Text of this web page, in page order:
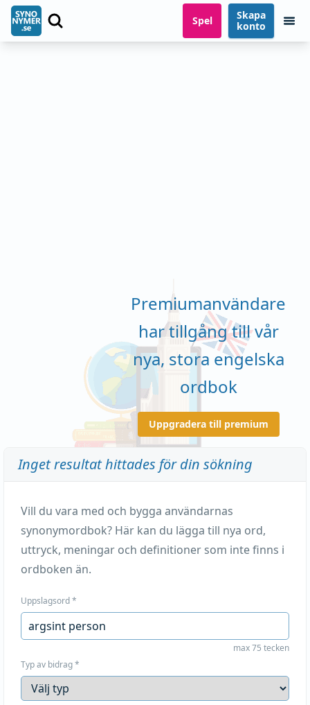
Spel
Skapa
konto
Premiumanvändare
har tillgång till vår
nya, stora engelska
ordbok
Uppgradera till premium
Inget resultat hittades för din sökning
Vill du vara med och bygga användarnas
synonymordbok? Här kan du lägga till nya ord,
uttryck, meningar och definitioner som inte finns i
ordboken än.
Uppslagsord*
max 75 tecken
Typ av bidrag*